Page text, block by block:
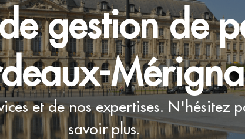
gestion de
et de nos expertises. N'hésitez
savoir plus.